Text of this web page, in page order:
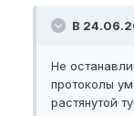
В
Не
протоколы
растянутой